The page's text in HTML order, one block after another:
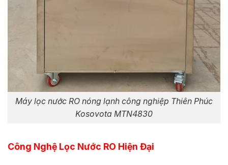
Máy lọc nước RO nóng lạnh công nghiệp Thiên Phúc
Kosovota MTN4830
Công Nghệ Lọc Nước RO Hiện Đại